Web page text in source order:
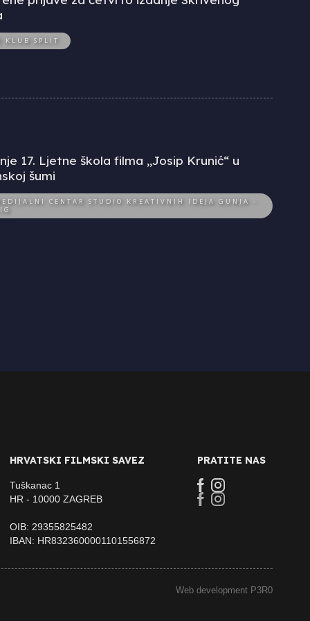
KLUB SPLIT
17. Ljetne škola filma „Josip Krunić“ u
šumi
CENTAR STUDIO KREATIVNIH IDEJA GUNJA -
HRVATSKI FILMSKI SAVEZ
Tuškanac 1
HR - 10000 ZAGREB
OIB: 29355825482
IBAN: HR8323600001101556872
PRATITE NAS
Web development P3R0